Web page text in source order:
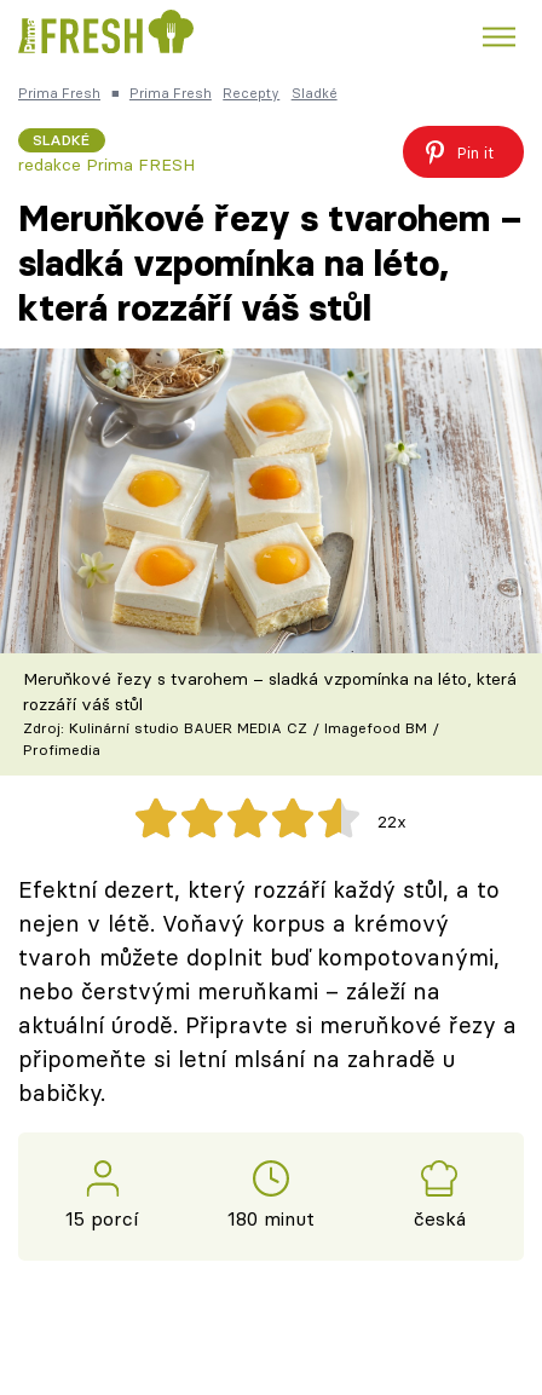
Česká kuchyně Čokoláda
Témata
Recepty
Články
TV Program
Škola vaření
Recepty z TV
Speciál: Cuketa
Těhotnej kuchař
Sledujte prima+
Přihlášení
Sledujte nás
Prima Fresh ■ Prima Fresh Recepty Sladké
SLADKÉ
redakce Prima FRESH
Pin it
Meruňkové řezy s tvarohem –
sladká vzpomínka na léto,
která rozzáří váš stůl
Meruňkové řezy s tvarohem – sladká vzpomínka na léto, která
rozzáří váš stůl
Zdroj: Kulinární studio BAUER MEDIA CZ / Imagefood BM /
Profimedia
22x
Efektní dezert, který rozzáří každý stůl, a to
nejen v létě. Voňavý korpus a krémový
tvaroh můžete doplnit buď kompotovanými,
nebo čerstvými meruňkami – záleží na
aktuální úrodě. Připravte si meruňkové řezy a
připomeňte si letní mlsání na zahradě u
babičky.
15 porcí 180 minut česká